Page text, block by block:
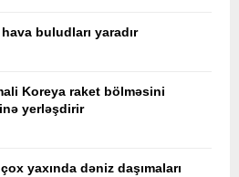
buludları yaradır
Koreya raket bölməsini
yerləşdirir
yaxında dəniz daşımaları